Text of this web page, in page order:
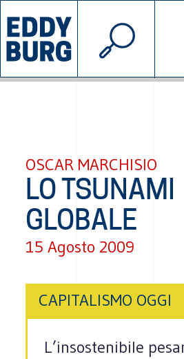
INIZIATIVE
© 2026
OSCAR MARCHISIO
LO TSUNAMI
GLOBALE
15 Agosto 2009
CAPITALISMO OGGI
L’insostenibile